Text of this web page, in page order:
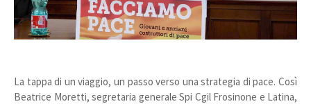
La tappa di un viaggio, un passo verso una strategia di pace. Così
Beatrice Moretti, segretaria generale Spi Cgil Frosinone e Latina,